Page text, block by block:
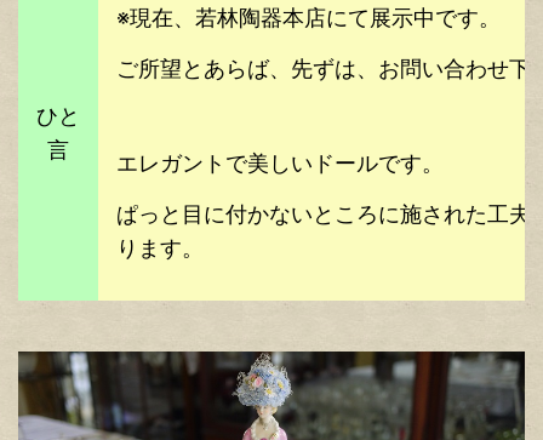
ひと
言
※現在、若林陶器本店にて展示中です。
ご所望とあらば、先ずは、お問い合わせ下
エレガントで美しいドールです。
ぱっと目に付かないところに施された工
ります。